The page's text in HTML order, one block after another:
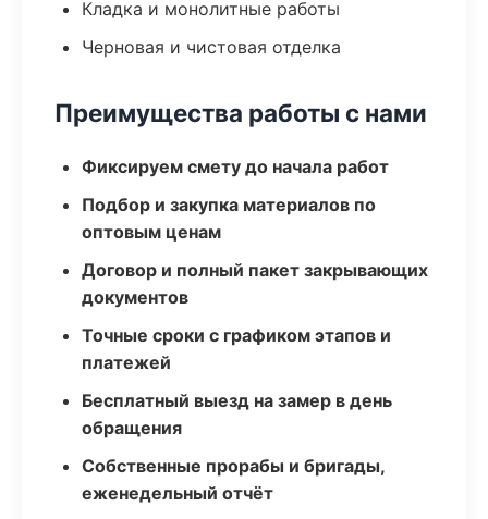
Кладка и монолитные работы
Черновая и чистовая отделка
Преимущества работы с нами
Фиксируем смету до начала работ
Подбор и закупка материалов по
оптовым ценам
Договор и полный пакет закрывающих
документов
Точные сроки с графиком этапов и
платежей
Бесплатный выезд на замер в день
обращения
Собственные прорабы и бригады,
еженедельный отчёт